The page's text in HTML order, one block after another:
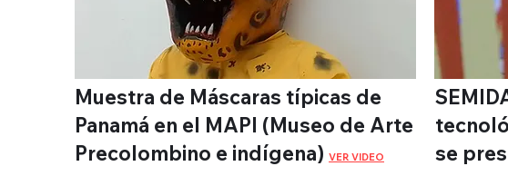
Muestra de Máscaras típicas de
Panamá en el MAPI (Museo de Arte
Precolombino e indígena) VER VIDEO
se